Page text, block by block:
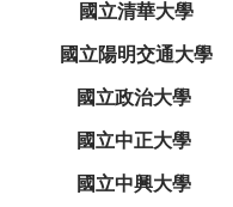
國立清華大學
國立陽明交通大學
國立政治大學
國立中正大學
國立中興大學